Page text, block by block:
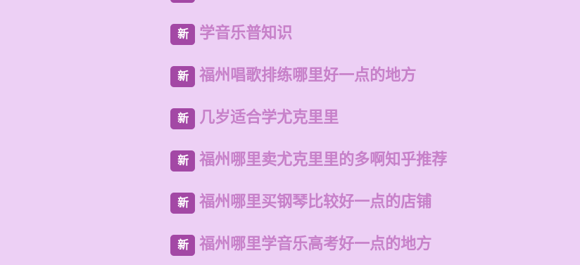
新 学音乐普知识
新 福州唱歌排练哪里好一点的地方
新 几岁适合学尤克里里
新 福州哪里卖尤克里里的多啊知乎推荐
新 福州哪里买钢琴比较好一点的店铺
新 福州哪里学音乐高考好一点的地方